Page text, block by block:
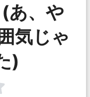
あ、や
気じゃ
)